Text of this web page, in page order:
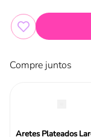
Compre juntos
Aretes Plateados